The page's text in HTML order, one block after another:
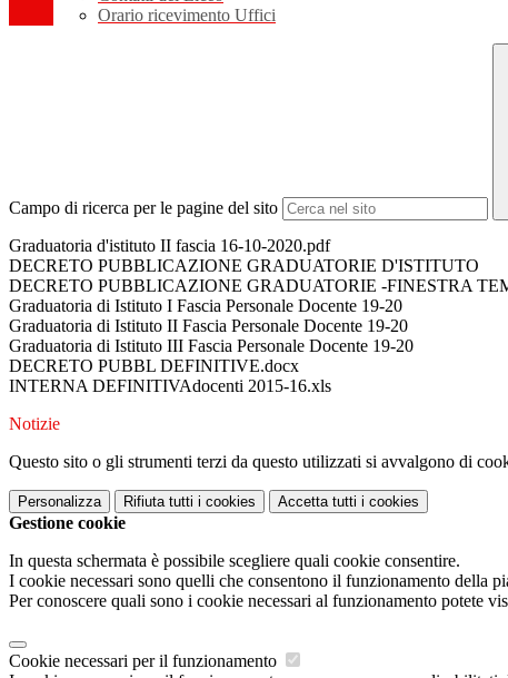
Orario ricevimento Uffici
Campo di ricerca per le pagine del sito
Graduatoria d'istituto II fascia 16-10-2020.pdf
DECRETO PUBBLICAZIONE GRADUATORIE D'ISTITUTO
DECRETO PUBBLICAZIONE GRADUATORIE -FINESTRA
Graduatoria di Istituto I Fascia Personale Docente 19-20
Graduatoria di Istituto II Fascia Personale Docente 19-20
Graduatoria di Istituto III Fascia Personale Docente 19-20
DECRETO PUBBL DEFINITIVE.docx
INTERNA DEFINITIVAdocenti 2015-16.xls
Notizie
Questo sito o gli strumenti terzi da questo utilizzati si avvalgono di
Personalizza Rifiuta tutti i cookies Accetta tutti i cookies
Gestione cookie
In questa schermata è possibile scegliere quali cookie consentire.
I cookie necessari sono quelli che consentono il funzionamento della
Per conoscere quali sono i cookie necessari al funzionamento potete
Cookie necessari per il funzionamento